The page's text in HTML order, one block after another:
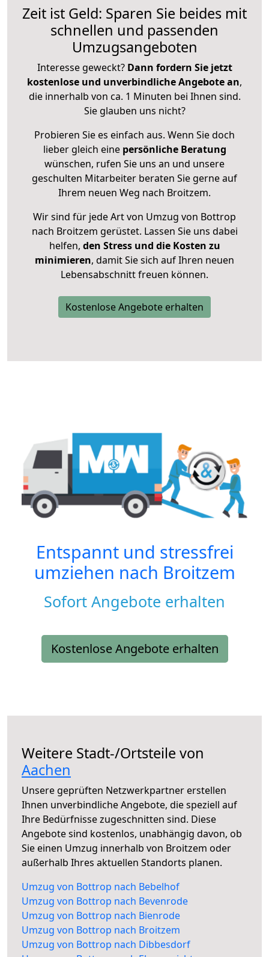
Zeit ist Geld: Sparen Sie beides mit
schnellen und passenden
Umzugsangeboten
Interesse geweckt? Dann fordern Sie jetzt
kostenlose und unverbindliche Angebote an,
die innerhalb von ca. 1 Minuten bei Ihnen sind.
Sie glauben uns nicht?
Probieren Sie es einfach aus. Wenn Sie doch
lieber gleich eine persönliche Beratung
wünschen, rufen Sie uns an und unsere
geschulten Mitarbeiter beraten Sie gerne auf
Ihrem neuen Weg nach Broitzem.
Wir sind für jede Art von Umzug von Bottrop
nach Broitzem gerüstet. Lassen Sie uns dabei
helfen, den Stress und die Kosten zu
minimieren, damit Sie sich auf Ihren neuen
Lebensabschnitt freuen können.
Kostenlose Angebote erhalten
Entspannt und stressfrei
umziehen nach Broitzem
Sofort Angebote erhalten
Kostenlose Angebote erhalten
Weitere Stadt-/Ortsteile von
Aachen
Unsere geprüften Netzwerkpartner erstellen
Ihnen unverbindliche Angebote, die speziell auf
Ihre Bedürfnisse zugeschnitten sind. Diese
Angebote sind kostenlos, unabhängig davon, ob
Sie einen Umzug innerhalb von Broitzem oder
außerhalb Ihres aktuellen Standorts planen.
Umzug von Bottrop nach Bebelhof
Umzug von Bottrop nach Bevenrode
Umzug von Bottrop nach Bienrode
Umzug von Bottrop nach Broitzem
Umzug von Bottrop nach Dibbesdorf